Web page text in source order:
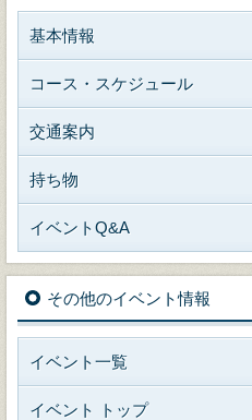
基本情報
コース・スケジュール
交通案内
持ち物
イベントQ&A
その他のイベント情報
イベント一覧
イベント トップ